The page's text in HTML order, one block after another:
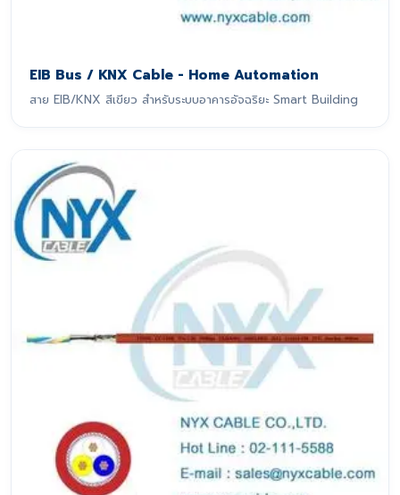
EIB Bus / KNX Cable - Home Automation
สาย EIB/KNX สีเขียว สำหรับระบบอาคารอัจฉริยะ Smart Building